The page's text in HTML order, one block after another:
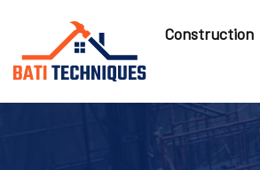
Construction